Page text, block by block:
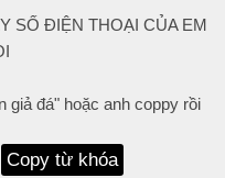
SỐ ĐIỆN THOẠI CỦA EM
giả đá" hoặc anh coppy rồi
Copy từ khóa